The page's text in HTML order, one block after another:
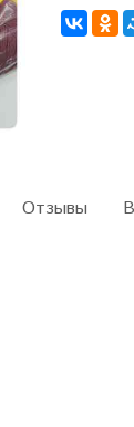
Отзывы